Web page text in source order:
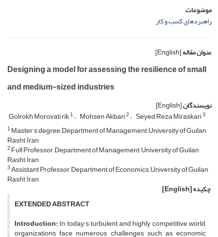
موضوعات
راهبردهای کسب و کار
عنوان مقاله[English]
Designing a model for assessing the resilience of small
and medium-sized industries
نویسندگان[English]
Golrokh Morovati rik1 Mohsen Akbari2 Seyed Reza Miraskari3
1Master's degree, Department of Management, University of Guilan,
Rasht, Iran
2Full Professor, Department of Management, University of Guilan,
Rasht, Iran
3Assistant Professor, Department of Economics, University of Guilan,
Rasht, Iran
چکیده[English]
EXTENDED ABSTRACT
Introduction:In today's turbulent and highly competitive world,
organizations face numerous challenges such as economic